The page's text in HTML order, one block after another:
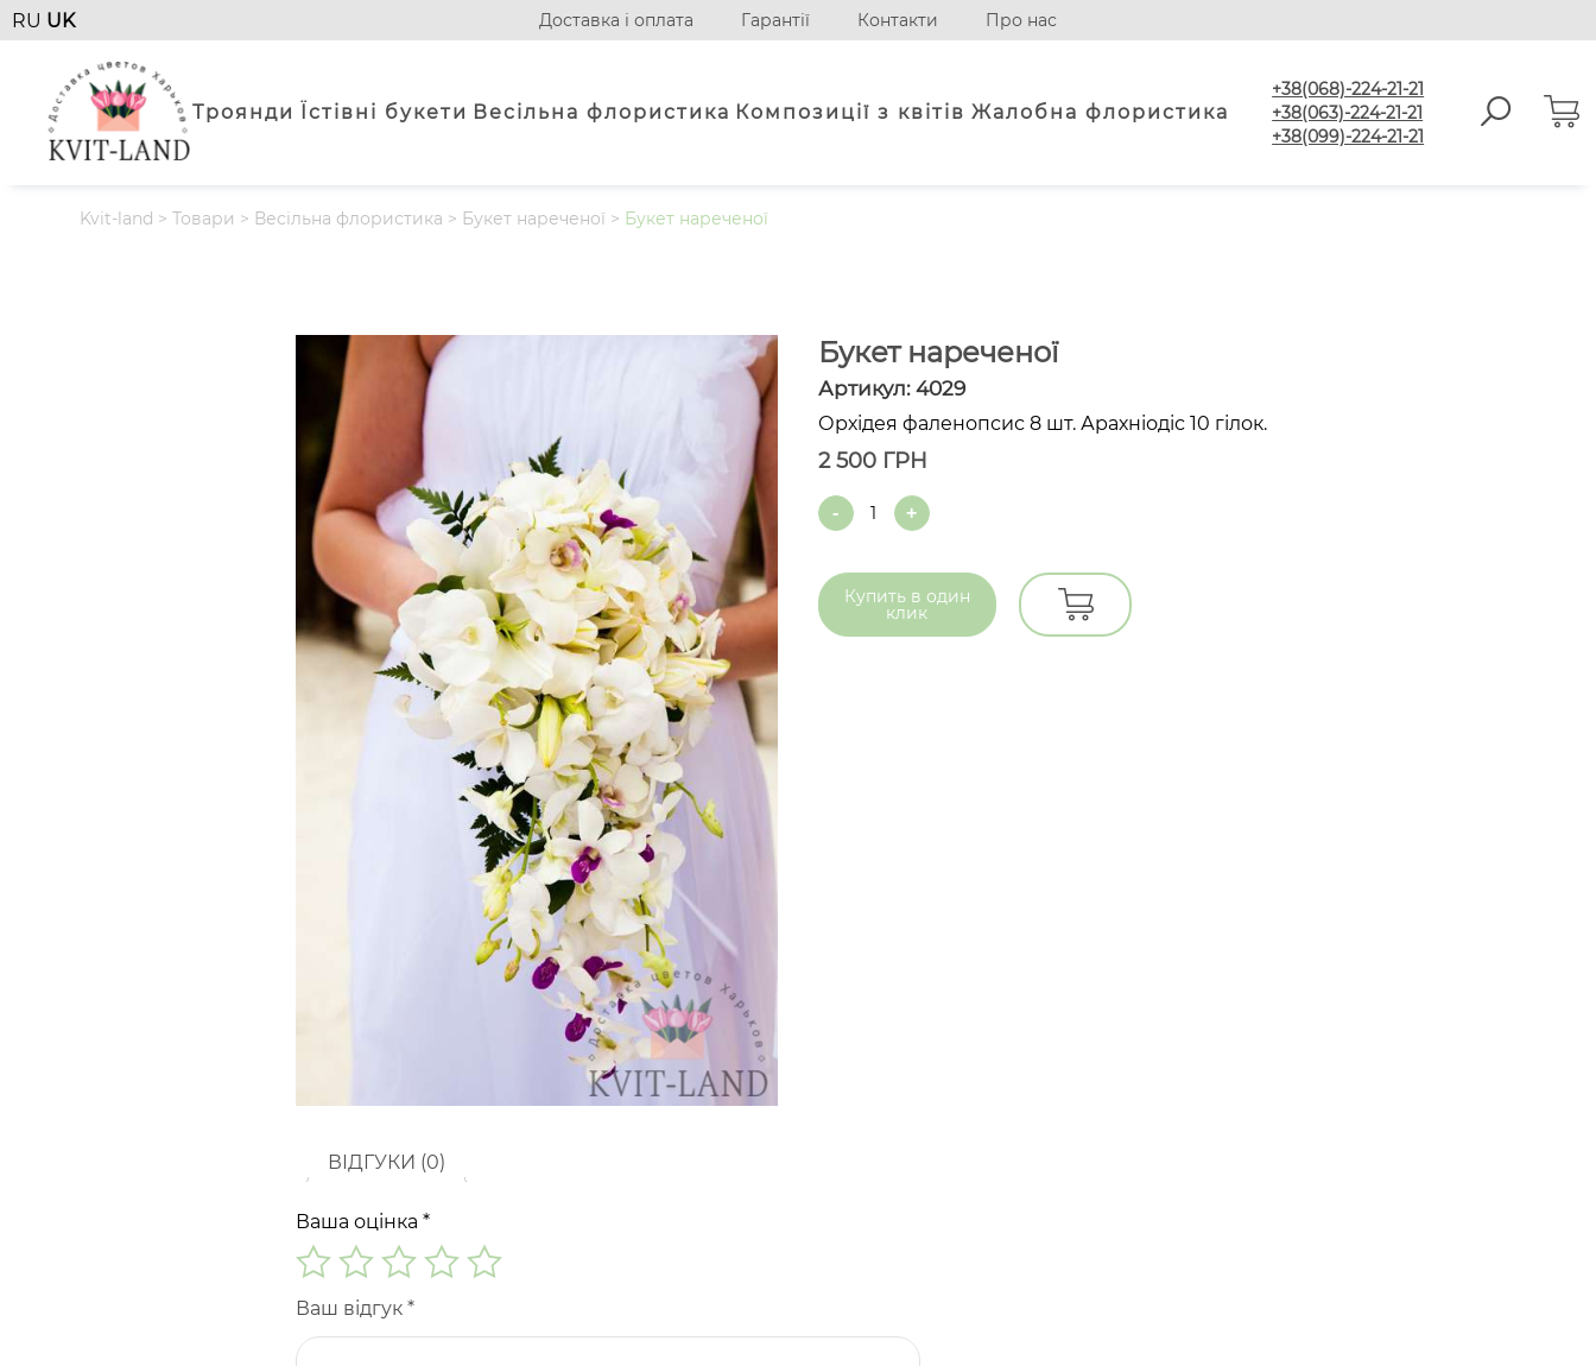
RU UK Доставка і оплата Гарантії Контакти Про нас
Троянди Їстівні букети Весільна флористика Композиції з квітів Жалобна флористика
+38(068)-224-21-21
+38(063)-224-21-21
+38(099)-224-21-21
Kvit-land >Товари > Весільна флористика > Букет нареченої > Букет нареченої
Букет нареченої
Артикул: 4029
Орхідея фаленопсис 8 шт. Арахніодіс 10 гілок.
2 500 ГРН
Quantity
Купить в один
клик
ВІДГУКИ (0)
Ваша оцінка *
Ваш відгук *